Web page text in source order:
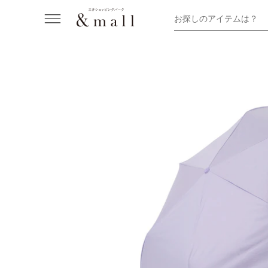
お探しのアイテムは？